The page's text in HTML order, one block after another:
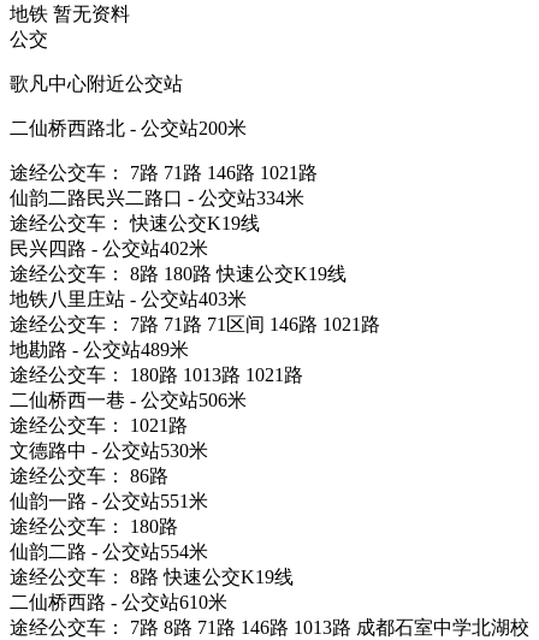
地铁 暂无资料
公交
歌凡中心附近公交站
二仙桥西路北 - 公交站200米
途经公交车： 7路 71路 146路 1021路
仙韵二路民兴二路口 - 公交站334米
途经公交车： 快速公交K19线
民兴四路 - 公交站402米
途经公交车： 8路 180路 快速公交K19线
地铁八里庄站 - 公交站403米
途经公交车： 7路 71路 71区间 146路 1021路
地勘路 - 公交站489米
途经公交车： 180路 1013路 1021路
二仙桥西一巷 - 公交站506米
途经公交车： 1021路
文德路中 - 公交站530米
途经公交车： 86路
仙韵一路 - 公交站551米
途经公交车： 180路
仙韵二路 - 公交站554米
途经公交车： 8路 快速公交K19线
二仙桥西路 - 公交站610米
途经公交车： 7路 8路 71路 146路 1013路 成都石室中学北湖校